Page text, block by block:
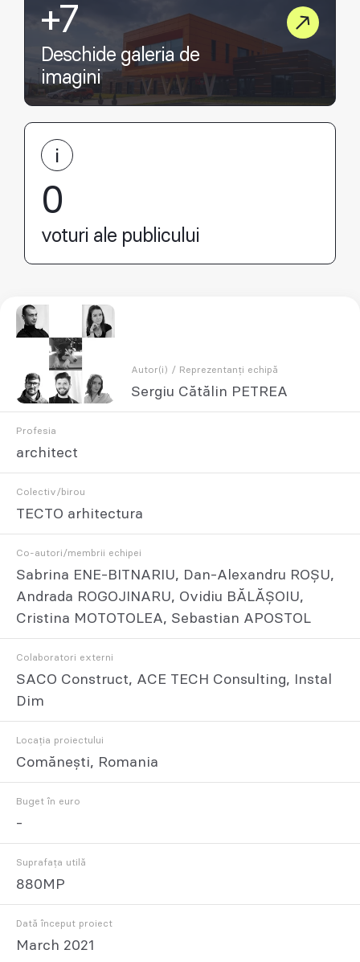
+7
Deschide galeria de
imagini
0
voturi ale publicului
Autor(i) / Reprezentanți echipă
Sergiu Cătălin PETREA
Profesia
architect
Colectiv/birou
TECTO arhitectura
Co-autori/membrii echipei
Sabrina ENE-BITNARIU, Dan-Alexandru ROȘU,
Andrada ROGOJINARU, Ovidiu BĂLĂȘOIU,
Cristina MOTOTOLEA, Sebastian APOSTOL
Colaboratori externi
SACO Construct, ACE TECH Consulting, Instal
Dim
Locația proiectului
Comănești, Romania
Buget în euro
-
Suprafața utilă
880MP
Dată început proiect
March 2021